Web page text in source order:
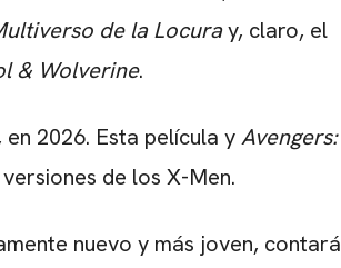
de la Locuray, claro, el
& Wolverine.
en 2026. Esta película yAvengers:
de los X-Men.
nuevo y más joven, contará